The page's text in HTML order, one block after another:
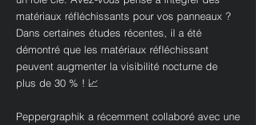
matériaux réfléchissants pour vos panneaux ?
Dans certaines études récentes, il a été
démontré que les matériaux réfléchissant
peuvent augmenter la visibilité nocturne de
plus de 30 % ! 📈
Peppergraphik a récemment collaboré avec une